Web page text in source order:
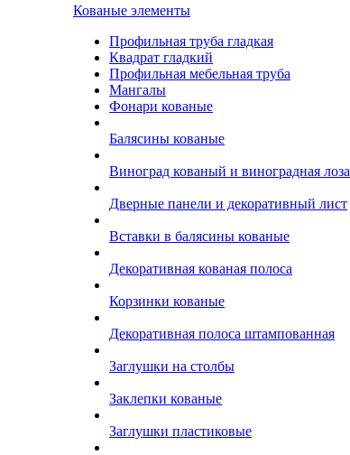
Кованые элементы
Профильная труба гладкая
Квадрат гладкий
Профильная мебельная труба
Мангалы
Фонари кованые
Балясины кованые
Виноград кованый и виноградная лоза
Дверные панели и декоративный лист
Вставки в балясины кованые
Декоративная кованая полоса
Корзинки кованые
Декоративная полоса штампованная
Заглушки на столбы
Заклепки кованые
Заглушки пластиковые